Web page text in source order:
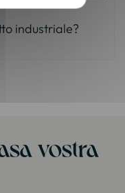
industriale?
vostra